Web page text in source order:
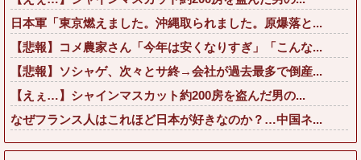
日本軍「東京燃えました。沖縄取られました。原爆落と...
【悲報】コメ農家さん「今年は安くなりすぎ」「こんな...
【悲報】ソシャゲ、次々とサ終→会社が過去最多で倒産...
【えぇ…】シャインマスカット約200房を盗んだ男の...
なぜフランス人はこれほど日本が好きなのか？…中国ネ...